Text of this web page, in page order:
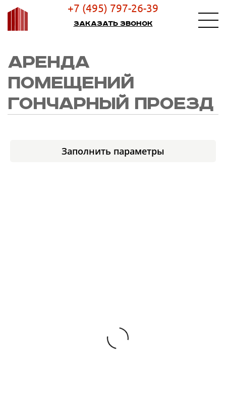
+7 (495) 797-26-39
Заказать звонок
АРЕНДА
ПОМЕЩЕНИЙ
ГОНЧАРНЫЙ ПРОЕЗД
Заполнить параметры